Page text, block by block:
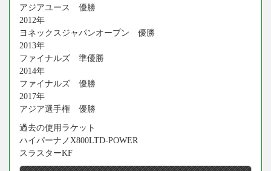
アジアユース 優勝
2012年
ヨネックスジャパンオープン 優勝
2013年
ファイナルズ 準優勝
2014年
ファイナルズ 優勝
2017年
アジア選手権 優勝
過去の使用ラケット
ハイパーナノX800LTD-POWER
スラスターKF